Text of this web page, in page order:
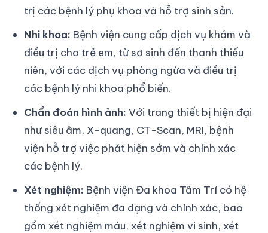
trị các bệnh lý phụ khoa và hỗ trợ sinh sản.
Nhi khoa: Bệnh viện cung cấp dịch vụ khám và
điều trị cho trẻ em, từ sơ sinh đến thanh thiếu
niên, với các dịch vụ phòng ngừa và điều trị
các bệnh lý nhi khoa phổ biến.
Chẩn đoán hình ảnh: Với trang thiết bị hiện đại
như siêu âm, X-quang, CT-Scan, MRI, bệnh
viện hỗ trợ việc phát hiện sớm và chính xác
các bệnh lý.
Xét nghiệm: Bệnh viện Đa khoa Tâm Trí có hệ
thống xét nghiệm đa dạng và chính xác, bao
gồm xét nghiệm máu, xét nghiệm vi sinh, xét